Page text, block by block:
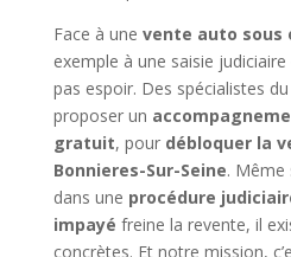
Face à une vente auto sous
exemple à une saisie
pas espoir. Des spécialistes
proposer un
gratuit, pour débloquer la
Bonnieres-Sur-Seine. Même
dans une procédure
impayé freine la revente, il
concrètes. Et notre mission,